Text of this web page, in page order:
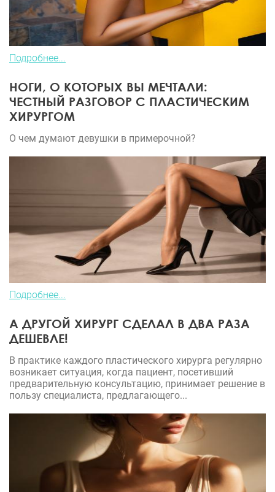
Подробнее...
НОГИ, О КОТОРЫХ ВЫ МЕЧТАЛИ:
ЧЕСТНЫЙ РАЗГОВОР С ПЛАСТИЧЕСКИМ
ХИРУРГОМ
О чем думают девушки в примерочной?
Подробнее...
А ДРУГОЙ ХИРУРГ СДЕЛАЛ В ДВА РАЗА
ДЕШЕВЛЕ!
В практике каждого пластического хирурга регулярно
возникает ситуация, когда пациент, посетивший
предварительную консультацию, принимает решение в
пользу специалиста, предлагающего...